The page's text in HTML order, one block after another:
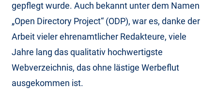
gepflegt wurde. Auch bekannt unter dem Namen
„Open Directory Project“ (ODP), war es, danke der
Arbeit vieler ehrenamtlicher Redakteure, viele
Jahre lang das qualitativ hochwertigste
Webverzeichnis, das ohne lästige Werbeflut
ausgekommen ist.